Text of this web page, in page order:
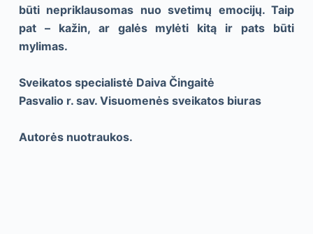
būti nepriklausomas nuo svetimų emocijų. Taip
pat – kažin, ar galės mylėti kitą ir pats būti
mylimas.
Sveikatos specialistė Daiva Čingaitė
Pasvalio r. sav. Visuomenės sveikatos biuras
Autorės nuotraukos.